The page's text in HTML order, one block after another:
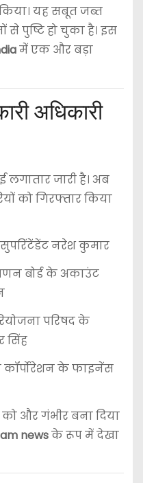
यह सबूत जब्त
से पुष्टि हो चुका है। इस
में एक और बड़ा
अधिकारी
लगातार जारी है। अब
को गिरफ्तार किया
नरेश कुमार
बोर्ड के अकाउंट
परिषद के
सिंह
कॉर्पोरेशन के फाइनेंस
और गंभीर बना दिया
newsके रूप में देखा